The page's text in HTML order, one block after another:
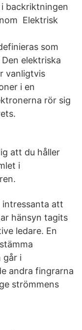
backriktningen
Elektrisk
som
elektriska
vanligtvis
i en
rör sig
att du håller
i
att
hänsyn tagits
ledare. En
går i
andra fingrarna
strömmens